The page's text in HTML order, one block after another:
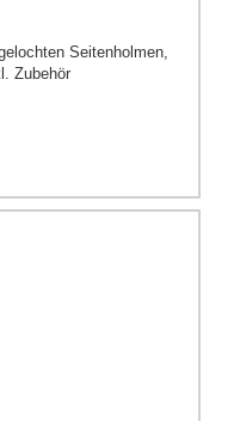
Seitenholmen,
Zubehör